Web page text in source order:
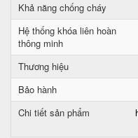
Khả năng chống cháy
Hệ thống khóa liên hoàn
thông minh
Thương hiệu
Bảo hành
Chi tiết sản phẩm